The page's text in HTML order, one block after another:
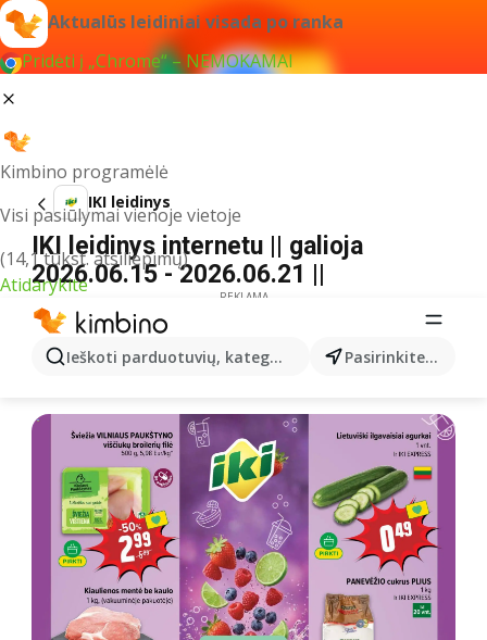
Aktualūs leidiniai visada po ranka
Pridėti į „Chrome“ – NEMOKAMAI
Kimbino programėlė
Visi pasiūlymai vienoje vietoje
(14,1 tūkst. atsiliepimų)
Atidarykite
Ieškoti parduotuvių, kategorijų, produktų... Pasirinkite miestą
IKI leidinys
IKI leidinys internetu || galioja
2026.06.15 - 2026.06.21 ||
REKLAMA